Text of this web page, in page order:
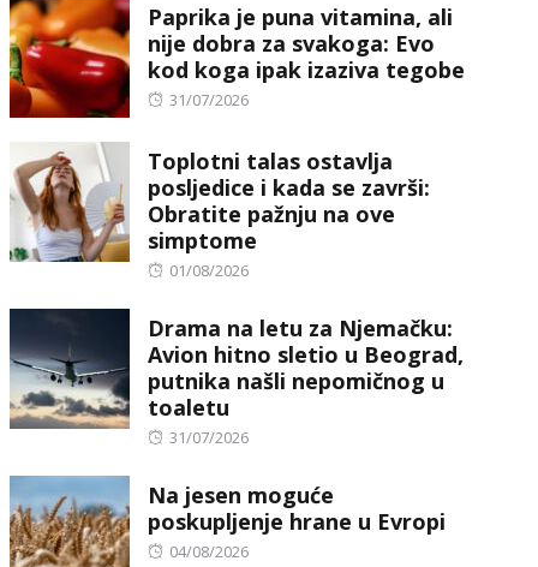
Paprika je puna vitamina, ali
nije dobra za svakoga: Evo
kod koga ipak izaziva tegobe
Posted
31/07/2026
Toplotni talas ostavlja
posljedice i kada se završi:
Obratite pažnju na ove
simptome
Posted
01/08/2026
Drama na letu za Njemačku:
Avion hitno sletio u Beograd,
putnika našli nepomičnog u
toaletu
Posted
31/07/2026
Na jesen moguće
poskupljenje hrane u Evropi
Posted
04/08/2026